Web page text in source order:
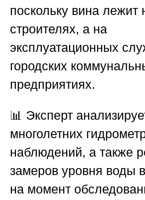
поскольку вина лежит
строителях, а на
эксплуатационных
городских
предприятиях.
📊 Эксперт
многолетних
наблюдений, а также
замеров уровня воды
на момент